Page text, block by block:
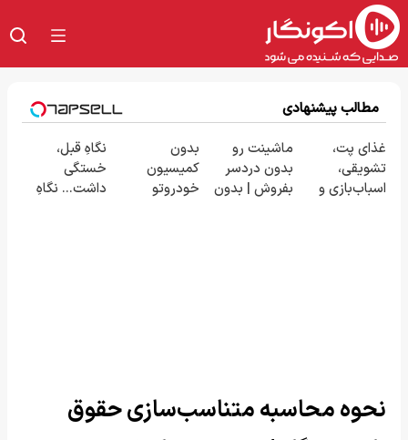
مطالب پیشنهادی
غذای پت،
تشویقی،
اسباب‌بازی و
ماشینت رو
بدون دردسر
بفروش | بدون
بدون
کمیسیون
خودروتو
نگاهِ قبل،
خستگی
داشت... نگاهِ
نحوه محاسبه متناسب‌سازی حقوق